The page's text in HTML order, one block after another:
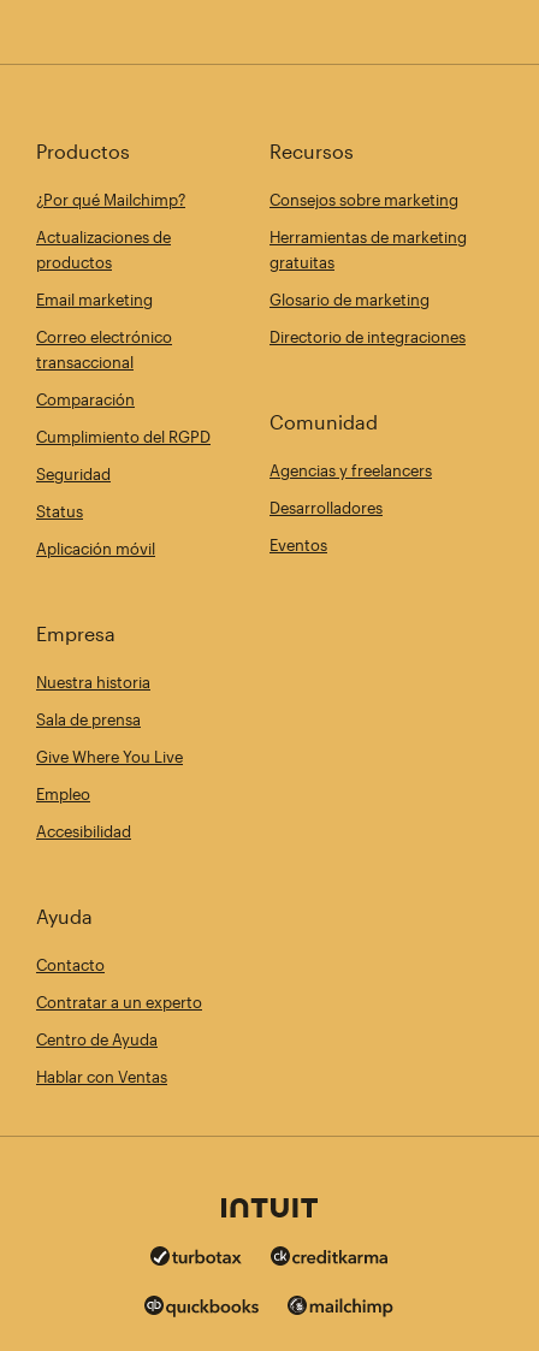
Productos
¿Por qué Mailchimp?
Actualizaciones de
productos
Email marketing
Correo electrónico
transaccional
Comparación
Cumplimiento del RGPD
Seguridad
Status
Aplicación móvil
Recursos
Consejos sobre marketing
Herramientas de marketing
gratuitas
Glosario de marketing
Directorio de integraciones
Comunidad
Agencias y freelancers
Desarrolladores
Eventos
Empresa
Nuestra historia
Sala de prensa
Give Where You Live
Empleo
Accesibilidad
Ayuda
Contacto
Contratar a un experto
Centro de Ayuda
Hablar con Ventas